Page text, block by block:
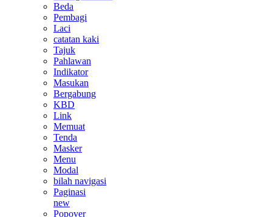
Beda
Pembagi
Laci
catatan kaki
Tajuk
Pahlawan
Indikator
Masukan
Bergabung
KBD
Link
Memuat
Tenda
Masker
Menu
Modal
bilah navigasi
Paginasi
new
Popover